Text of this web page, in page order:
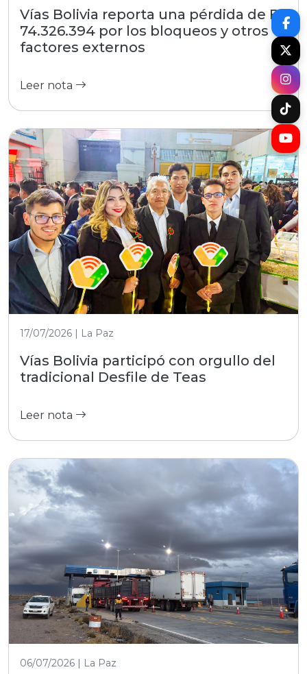
Vías Bolivia reporta una pérdida de Bs
74.326.394 por los bloqueos y otros
factores externos
Leer nota
17/07/2026 | La Paz
Vías Bolivia participó con orgullo del
tradicional Desfile de Teas
Leer nota
06/07/2026 | La Paz